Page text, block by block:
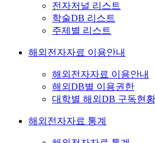
전자저널 리스트
학술DB 리스트
주제별 리스트
해외전자자료 이용안내
해외전자자료 이용안내
해외DB별 이용권한
대학별 해외DB 구독현황
해외전자자료 통계